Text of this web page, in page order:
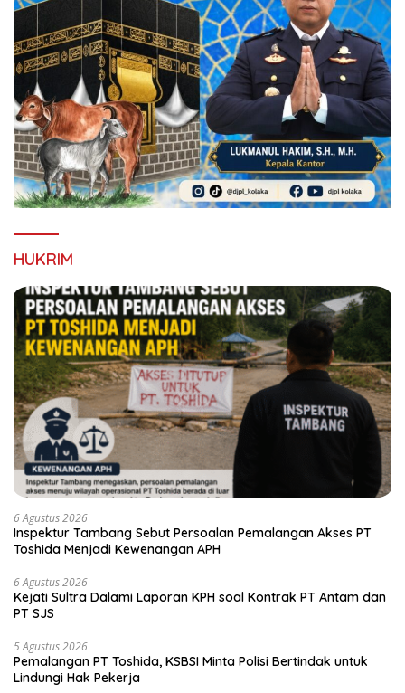
HUKRIM
6 Agustus 2026
Inspektur Tambang Sebut Persoalan Pemalangan Akses PT
Toshida Menjadi Kewenangan APH
6 Agustus 2026
Kejati Sultra Dalami Laporan KPH soal Kontrak PT Antam dan
PT SJS
5 Agustus 2026
Pemalangan PT Toshida, KSBSI Minta Polisi Bertindak untuk
Lindungi Hak Pekerja